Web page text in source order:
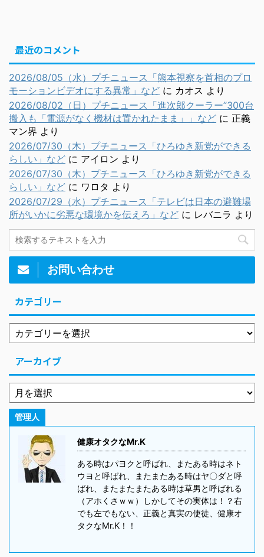
最近のコメント
2026/08/05（水）プチニュース「熊本視察を首相のプロ
モーションビデオにする異常」など に カオス より
2026/08/02（日）プチニュース「進次郎クーラー”300台
搬入も「電源がなく機材は置かれたまま」」など に 正義
マン界 より
2026/07/30（木）プチニュース「ひろゆき新党ができる
らしい」など に アイロン より
2026/07/30（木）プチニュース「ひろゆき新党ができる
らしい」など に ワロタ より
2026/07/29（水）プチニュース「テレビは日本の避難場
所がいかに劣悪な環境かを伝えろ」など に レバニラ より
お問い合わせ
カテゴリー
アーカイブ
管理人
健康オタクなMr.K
ある時はパヨクと呼ばれ、またある時はネト
ウヨと呼ばれ、またまたある時はヤ〇ダと呼
ばれ、またまたまたある時は草男と呼ばれる
（アホくさｗｗ）しかしてその実体は！？右
でも左でもない、正義と真実の使徒、健康オ
タクなMr.K！！